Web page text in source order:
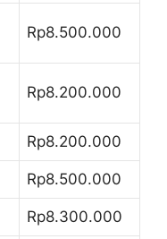
Rp8.500.000
Rp8.200.000
Rp8.200.000
Rp8.500.000
Rp8.300.000